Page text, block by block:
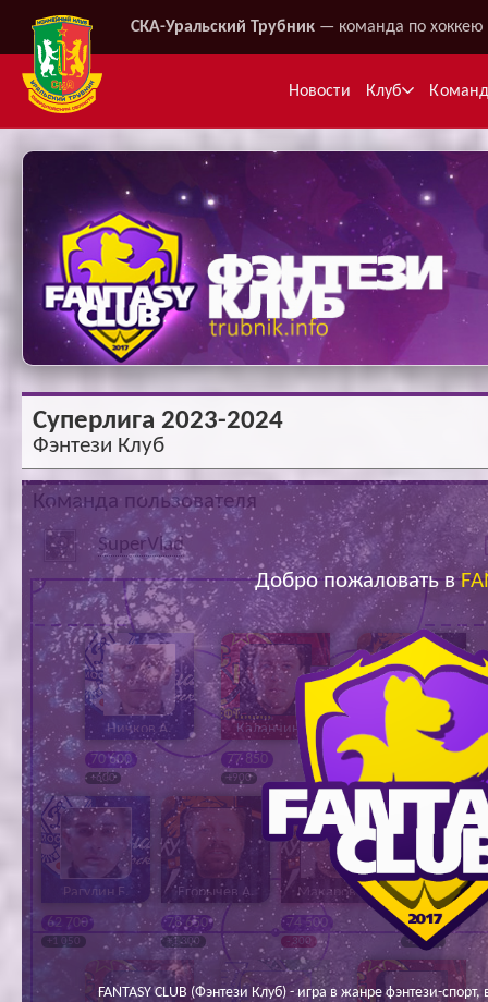
СКА-Уральский Трубник — команда по хоккею
Новости Клуб
Суперлига 2023-2024
Фэнтези Клуб
Добро пожаловать в
FANTASY CLUB (Фэнтези Клуб) - игра в жанре фэнтези-
Команда пользователя
SuperVlad
Рагулин Е.
62 700
+1 050
Егорычев А.
78 650
+1 300
Макаров Д.
74 500
- 300
Дергаев
113 550
+2 100
Ничков А.
70 600
+600
Каланчин В.
77 850
+900
Тарасов В.
83 000
+600